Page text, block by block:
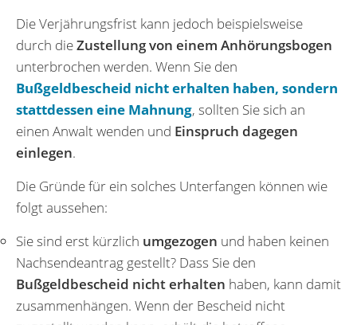
Die Verjährungsfrist kann jedoch beispielsweise
durch dieZustellung von einem Anhörungsbogen
unterbrochen werden. Wenn Sie den
Bußgeldbescheid nicht erhalten haben, sondern
stattdessen eine Mahnung, sollten Sie sich an
einen Anwalt wenden und Einspruch dagegen
einlegen.
Die Gründe für ein solches Unterfangen können wie
folgt aussehen:
Sie sind erst kürzlich umgezogen und haben keinen
Nachsendeantrag gestellt? Dass Sie den
Bußgeldbescheid nicht erhalten haben, kann damit
zusammenhängen. Wenn der Bescheid nicht